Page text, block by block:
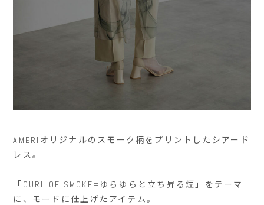
AMERIオリジナルのスモーク柄をプリントしたシアード
レス。
「CURL OF SMOKE=ゆらゆらと立ち昇る煙」をテーマ
に、モードに仕上げたアイテム。